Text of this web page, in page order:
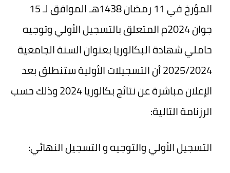
المؤرخ في 11 رمضان 1438هـ الموافق لـ 15
جوان 2024م المتعلق بالتسجيل الأولي وتوجيه
حاملي شهادة البكالوريا بعنوان السنة الجامعية
2025/2024 أن التسجيلات الأولية ستنطلق بعد
الإعلان مباشرة عن نتائج بكالوريا 2024 وذلك حسب
الرزنامة التالية:
التسجيل الأولي والتوجيه و التسجيل النهائي: